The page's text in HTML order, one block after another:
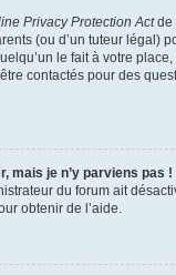
Privacy Protection Actde
(ou d’un tuteur légal)
le fait à votre
contactés pour des
mais je n’y parviens pas !
du forum ait
obtenir de l’aide.